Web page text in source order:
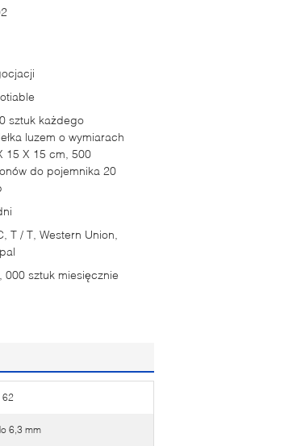
sztuk każdego
luzem o wymiarach
15 X 15 cm, 500
do pojemnika 20
T / T, Western Union,
000 sztuk miesięcznie
62
6,3 mm